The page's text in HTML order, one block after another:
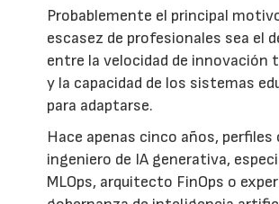
Probablemente el principal
escasez de profesionales sea el
entre la velocidad de innovación
y la capacidad de los sistemas
para adaptarse.
Hace apenas cinco años, perfiles
ingeniero de IA generativa,
MLOps, arquitecto FinOps o